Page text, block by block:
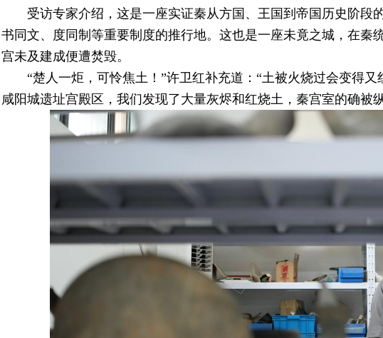
受访专家介绍，这是一座实证秦从方国、王国到帝国历史阶段
书同文、度同制等重要制度的推行地。这也是一座未竟之城，在秦
宫未及建成便遭焚毁。
“楚人一炬，可怜焦土！”许卫红补充道：“土被火烧过会变得又
咸阳城遗址宫殿区，我们发现了大量灰烬和红烧土，秦宫室的确被